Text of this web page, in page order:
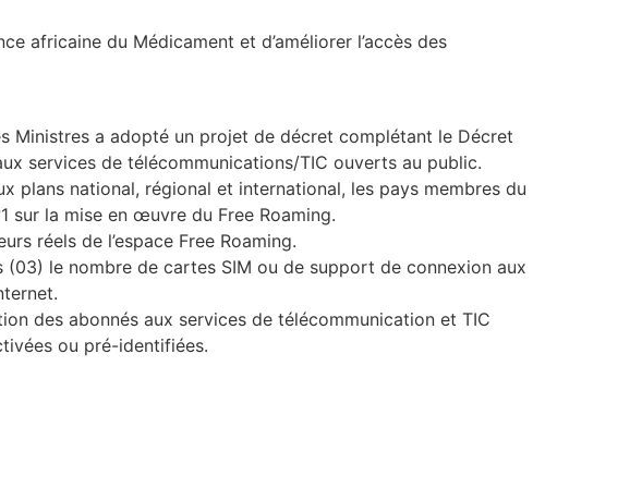
africaine du Médicament et d’améliorer l’accès des
Ministres a adopté un projet de décret complétant le Décret
services de télécommunications/TIC ouverts au public.
plans national, régional et international, les pays membres du
sur la mise en œuvre du Free Roaming.
réels de l’espace Free Roaming.
le nombre de cartes SIM ou de support de connexion aux
des abonnés aux services de télécommunication et TIC
ou pré-identifiées.